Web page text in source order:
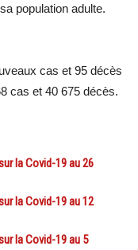
population adulte.
cas et 95 décès
cas et 40 675 décès.
la Covid-19 au 26
la Covid-19 au 12
la Covid-19 au 5